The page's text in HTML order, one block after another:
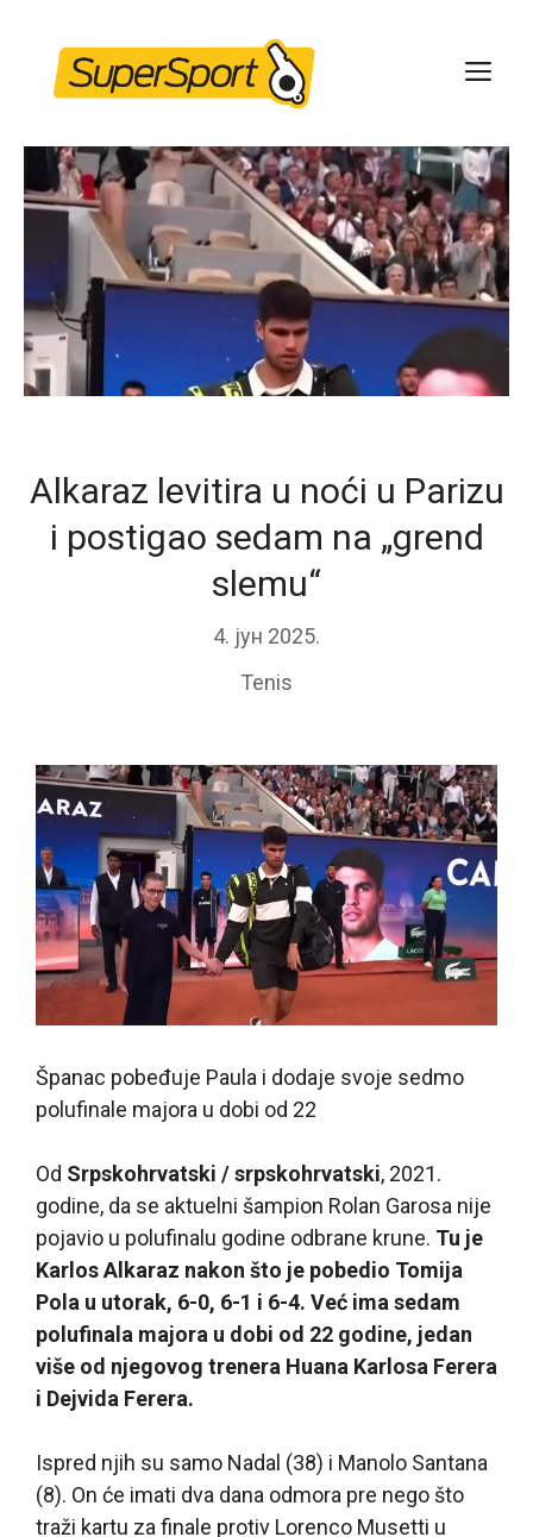
content
Alkaraz levitira u noći u Parizu
i postigao sedam na „grend
slemu“
4. јун 2025.
Tenis
Španac pobeđuje Paula i dodaje svoje sedmo
polufinale majora u dobi od 22
Od Srpskohrvatski / srpskohrvatski, 2021.
godine, da se aktuelni šampion Rolan Garosa nije
pojavio u polufinalu godine odbrane krune. Tu je
Karlos Alkaraz nakon što je pobedio Tomija
Pola u utorak, 6-0, 6-1 i 6-4. Već ima sedam
polufinala majora u dobi od 22 godine, jedan
više od njegovog trenera Huana Karlosa Ferera
i Dejvida Ferera.
Ispred njih su samo Nadal (38) i Manolo Santana
(8). On će imati dva dana odmora pre nego što
traži kartu za finale protiv Lorenco Musetti u